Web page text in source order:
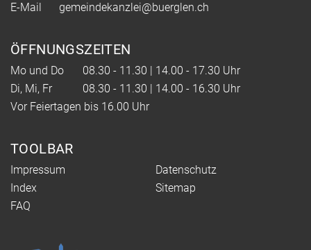
E-Mail
gemeindekanzlei@buerglen.ch
ÖFFNUNGSZEITEN
Mo und Do
08.30 - 11.30 | 14.00 - 17.30 Uhr
Di, Mi, Fr
08.30 - 11.30 | 14.00 - 16.30 Uhr
Vor Feiertagen bis 16.00 Uhr
TOOLBAR
Impressum
Datenschutz
Index
Sitemap
FAQ